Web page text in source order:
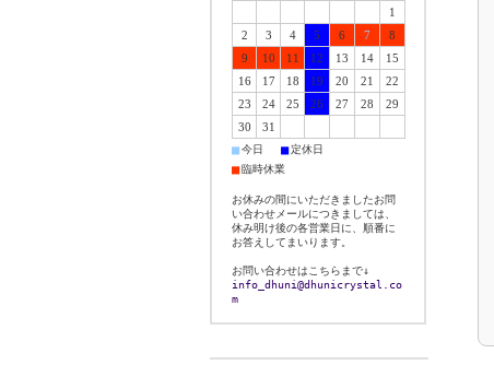
1
2
3 4 5 6 7
8
9
10 11 12 13 14
15
16
17 18 19 20 21
22
23
24 25 26 27 28
29
30
31
■今日 ■定休日
■臨時休業
お休みの間にいただきましたお問
い合わせメールにつきましては、
休み明け後の各営業日に、順番に
お答えしてまいります。
お問い合わせはこちらまで↓
info_dhuni@dhunicrystal.co
m